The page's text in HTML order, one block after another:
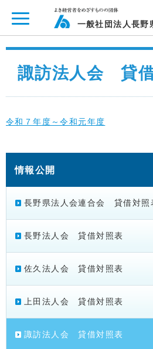
一般社団法人長野
諏訪法人会 貸
令和７年度～令和元年度
情報公開
長野県法人会連合会 貸借対照
長野法人会 貸借対照表
佐久法人会 貸借対照表
上田法人会 貸借対照表
諏訪法人会 貸借対照表